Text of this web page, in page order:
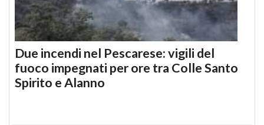
Due incendi nel Pescarese: vigili del
fuoco impegnati per ore tra Colle Santo
Spirito e Alanno